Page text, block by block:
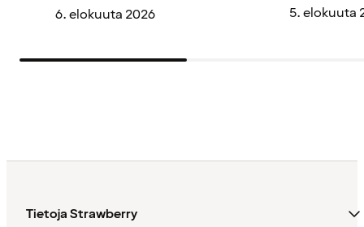
6. elokuuta 2026 5. elokuuta
Tietoja Strawberry